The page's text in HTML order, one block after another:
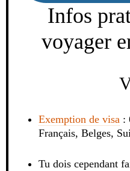
Infos
voyager
Exemption de visa :
Français, Belges,
Tu dois cependant